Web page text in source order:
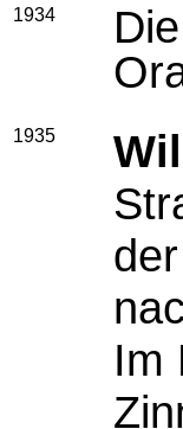
1934
1935
Im